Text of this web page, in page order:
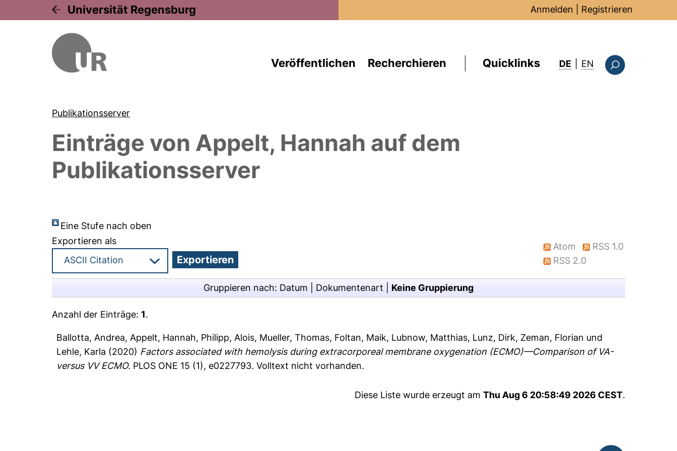
Universität Regensburg Anmelden Registrieren
Veröffentlichen Recherchieren Quicklinks DE EN : this page in
Publikationsserver
Einträge von Appelt, Hannah auf dem
Publikationsserver
Eine Stufe nach oben
Exportieren als
Atom
RSS 1.0
RSS 2.0
Gruppieren nach: Datum Dokumentenart Keine Gruppierung
Anzahl der Einträge:1.
Ballotta, Andrea, Appelt, Hannah, Philipp, Alois, Mueller, Thomas, Foltan, Maik, Lubnow, Matthias, Lunz, Dirk, Zeman, Florian und
Lehle, Karla (2020) Factors associated with hemolysis during extracorporeal membrane oxygenation (ECMO)—Comparison of VA-
versus VV ECMO. PLOS ONE 15 (1), e0227793.Volltext nicht vorhanden.
Diese Liste wurde erzeugt am Thu Aug 6 20:58:49 2026 CEST.